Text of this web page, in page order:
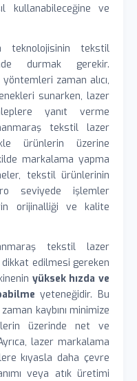
kullanabileceğine ve
teknolojisinin tekstil
durmak gerekir.
zaman alıcı,
sunarken, lazer
yanıt verme
tekstil lazer
ürünlerin üzerine
markalama yapma
tekstil ürünlerinin
seviyede işlemler
orijinalliği ve kalite
tekstil lazer
edilmesi gereken
yüksek hızda ve
yeteneğidir. Bu
kaybını minimize
üzerinde net ve
lazer markalama
kıyasla daha çevre
veya atık üretimi